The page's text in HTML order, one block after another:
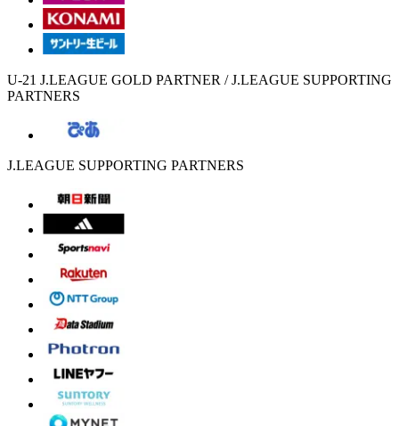
U-21 J.LEAGUE GOLD PARTNER / J.LEAGUE SUPPORTING
PARTNERS
J.LEAGUE SUPPORTING PARTNERS